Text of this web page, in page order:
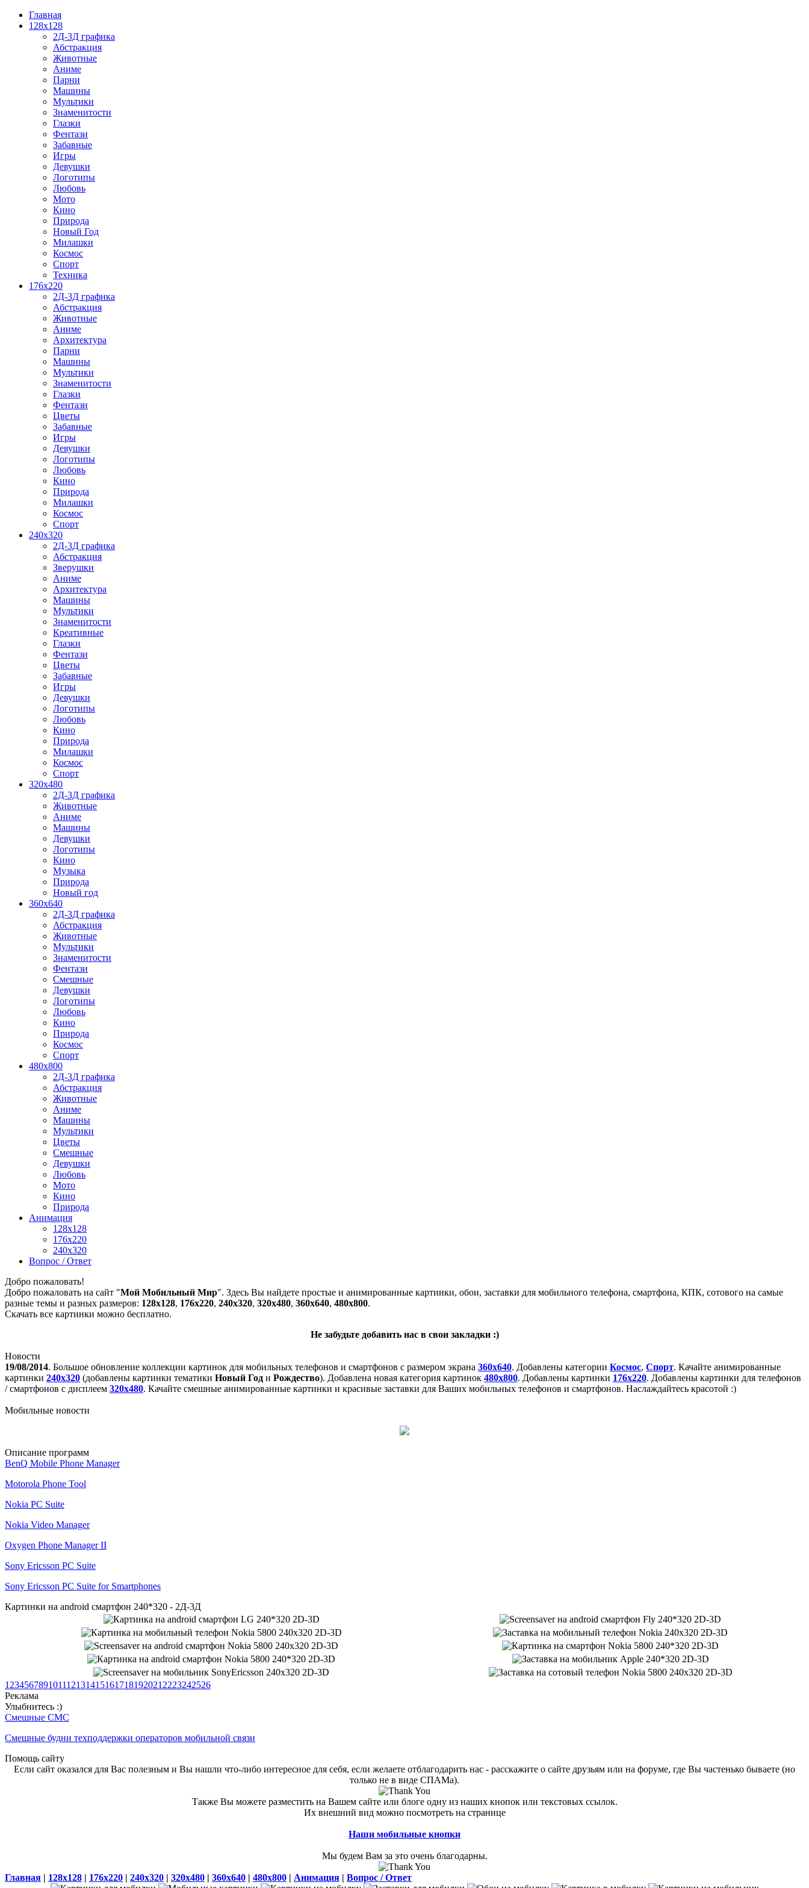
Главная
128x128
2Д-3Д графика
Абстракция
Животные
Аниме
Парни
Машины
Мультики
Знаменитости
Глазки
Фентази
Забавные
Игры
Девушки
Логотипы
Любовь
Мото
Кино
Природа
Новый Год
Милашки
Космос
Спорт
Техника
176x220
2Д-3Д графика
Абстракция
Животные
Аниме
Архитектура
Парни
Машины
Мультики
Знаменитости
Глазки
Фентази
Цветы
Забавные
Игры
Девушки
Логотипы
Любовь
Кино
Природа
Милашки
Космос
Спорт
240x320
2Д-3Д графика
Абстракция
Зверушки
Аниме
Архитектура
Машины
Мультики
Знаменитости
Креативные
Глазки
Фентази
Цветы
Забавные
Игры
Девушки
Логотипы
Любовь
Кино
Природа
Милашки
Космос
Спорт
320x480
2Д-3Д графика
Животные
Аниме
Машины
Девушки
Логотипы
Кино
Музыка
Природа
Новый год
360x640
2Д-3Д графика
Абстракция
Животные
Мультики
Знаменитости
Фентази
Смешные
Девушки
Логотипы
Любовь
Кино
Природа
Космос
Спорт
480x800
2Д-3Д графика
Абстракция
Животные
Аниме
Машины
Мультики
Цветы
Смешные
Девушки
Любовь
Мото
Кино
Природа
Анимация
128x128
176x220
240x320
Вопрос / Ответ
Добро пожаловать!
Добро пожаловать на сайт "Мой Мобильный Мир". Здесь Вы найдете простые и анимированные картинки, обои, заставки для мобильного телефона, смартфона, КПК, сотового на самые
разные темы и разных размеров: 128х128, 176х220, 240х320, 320x480, 360x640, 480x800.
Скачать все картинки можно бесплатно.
Не забудьте добавить нас в свои закладки :)
Новости
19/08/2014. Большое обновление коллекции картинок для мобильных телефонов и смартфонов с размером экрана 360x640. Добавлены категории Космос, Спорт. Качайте анимированные
картинки 240x320 (добавлены картинки тематики Новый Год и Рождество). Добавлена новая категория картинок 480x800. Добавлены картинки 176x220. Добавлены картинки для телефонов
/ смартфонов с дисплеем 320х480. Качайте смешные анимированные картинки и красивые заставки для Ваших мобильных телефонов и смартфонов. Наслаждайтесь красотой :)
Мобильные новости
Описание программ
BenQ Mobile Phone Manager
Motorola Phone Tool
Nokia PC Suite
Nokia Video Manager
Oxygen Phone Manager II
Sony Ericsson PC Suite
Sony Ericsson PC Suite for Smartphones
Картинки на android смартфон 240*320 - 2Д-3Д
1 23456789101112131415161718192021 2223242526
Реклама
Улыбнитесь :)
Смешные СМС
Смешные будни техподдержки операторов мобильной связи
Помощь сайту
Если сайт оказался для Вас полезным и Вы нашли что-либо интересное для себя, если желаете отблагодарить нас - расскажите о сайте друзьям или на форуме, где Вы частенько бываете (но
только не в виде СПАМа).
Также Вы можете разместить на Вашем сайте или блоге одну из наших кнопок или текстовых ссылок.
Их внешний вид можно посмотреть на странице
Наши мобильные кнопки
Мы будем Вам за это очень благодарны.
Главная | 128x128 | 176x220 | 240x320 | 320x480 | 360x640 | 480x800 | Анимация | Вопрос / Ответ